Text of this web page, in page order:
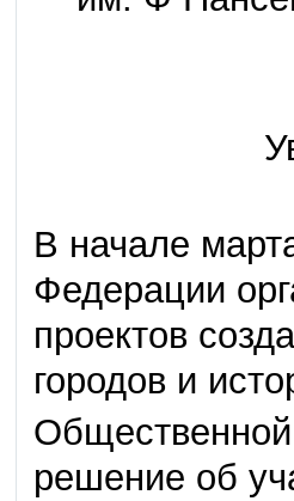
В начале
Федерации
проектов
городов и
решение об